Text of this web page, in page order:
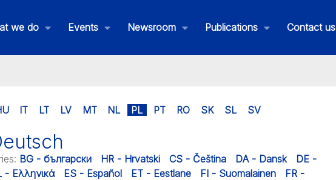
we do Events Newsroom Publications Contact us
IT LT LV MT NL PL PT RO SK SL SV
: BG - български HR - Hrvatski CS - Čeština DA - Dansk
DE -
- Ελληνικά ES - Español ET - Eestlane FI - Suomalainen
FR -